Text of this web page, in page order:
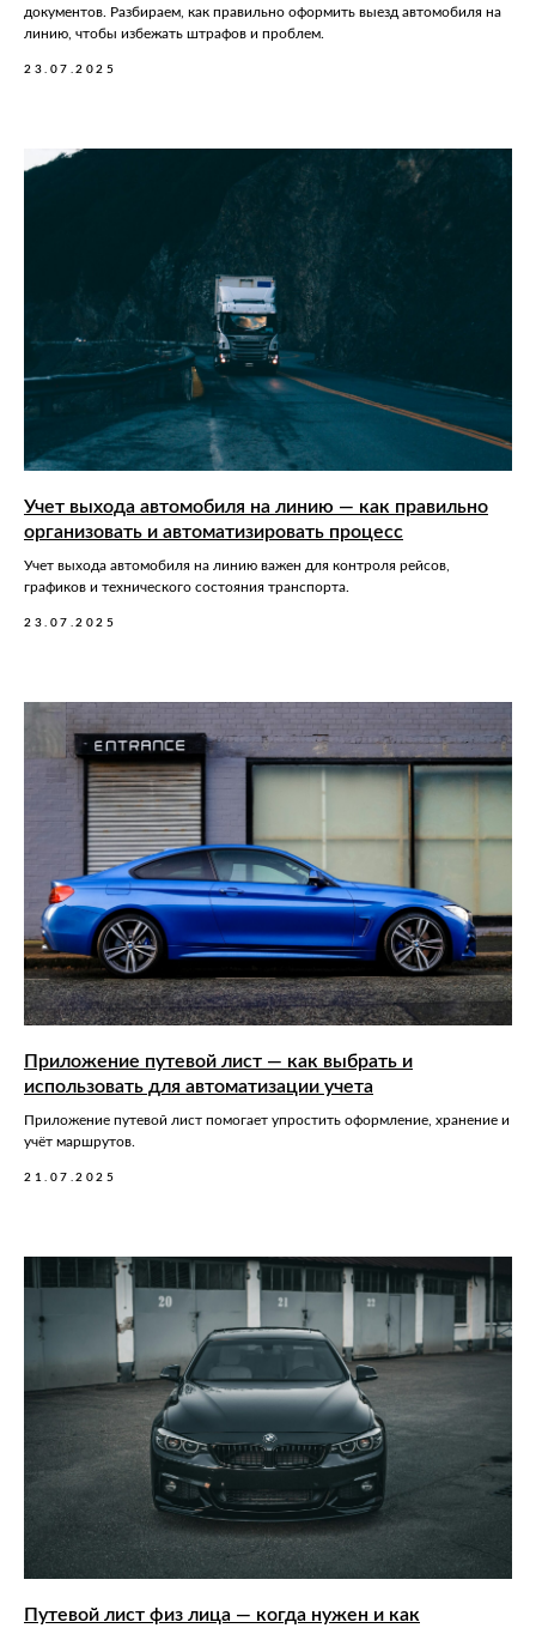
документов. Разбираем, как правильно оформить выезд автомобиля на
линию, чтобы избежать штрафов и проблем.
23.07.2025
Учет выхода автомобиля на линию — как правильно
организовать и автоматизировать процесс
Учет выхода автомобиля на линию важен для контроля рейсов,
графиков и технического состояния транспорта.
23.07.2025
Приложение путевой лист — как выбрать и
использовать для автоматизации учета
Приложение путевой лист помогает упростить оформление, хранение и
учёт маршрутов.
21.07.2025
Путевой лист физ лица — когда нужен и как